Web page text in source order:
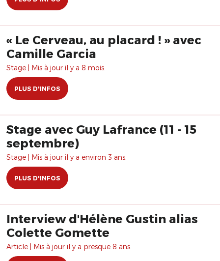
« Le Cerveau, au placard ! » avec
Camille Garcia
Stage | Mis à jour il y a 8 mois.
PLUS D'INFOS
Stage avec Guy Lafrance (11 - 15
septembre)
Stage | Mis à jour il y a environ 3 ans.
PLUS D'INFOS
Interview d'Hélène Gustin alias
Colette Gomette
Article | Mis à jour il y a presque 8 ans.